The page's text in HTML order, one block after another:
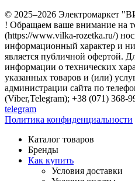
© 2025–2026 Электромаркет
! Обращаем ваше внимание на
(https://www.vilka-rozetka.ru/)
информационный характер и
является публичной офертой.
информации о технических
указанных товаров и (или)
администрации сайта по
(Viber,Telegram); +38 (071) 368-
telegram
Политика конфиденциальности
Каталог товаров
Бренды
Как купить
Условия доставки